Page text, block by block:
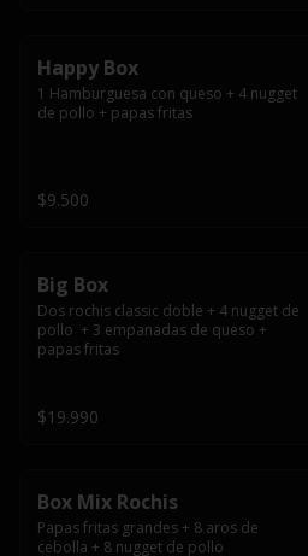
Happy Box
1 Hamburguesa con queso + 4 nugget
de pollo + papas fritas
$9.500
Big Box
Dos rochis classic doble + 4 nugget de
pollo  + 3 empanadas de queso +
papas fritas
$19.990
Box Mix Rochis
Papas fritas grandes + 8 aros de
cebolla + 8 nugget de pollo